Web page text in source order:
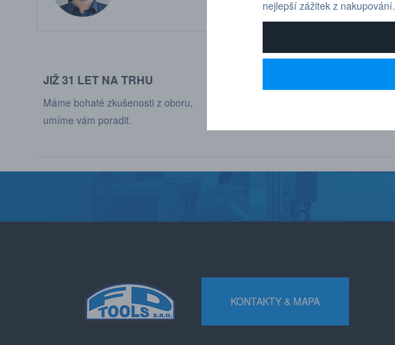
JIŽ 31 LET NA TRHU
Máme bohaté zkušenosti z oboru,
umíme vám poradit.
KONTAKTY & MAPA
nejlepší zážitek z nakupování.